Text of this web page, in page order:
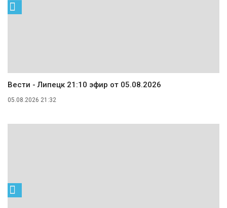
Вести - Липецк 21:10 эфир от 05.08.2026
05.08.2026 21:32